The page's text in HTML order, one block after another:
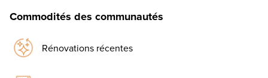
Commodités des communautés
Rénovations récentes